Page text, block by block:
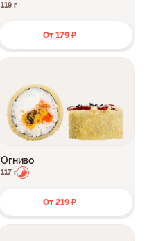
119 г
От 179 ₽
Огниво
117 г
От 219 ₽